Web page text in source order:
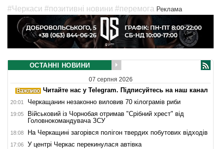
#Черкаси #позитивні новини #перемога Реклама
ОСТАННІ НОВИНИ
07 серпня 2026
Читайте нас у Telegram. Підписуйтесь на наш канал
20:01 Черкащанин незаконно виловив 70 кілограмів риби
19:05
Військовий із Чорнобая отримав "Срібний хрест" від
Головнокомандувача ЗСУ
18:08 На Черкащині загорівся полігон твердих побутових відходів
17:06 У центрі Черкас перекинулася автівка